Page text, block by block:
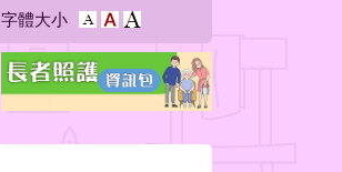
字體大小
型
大
小：
原
型
大
小：
較
型
大
小：
最